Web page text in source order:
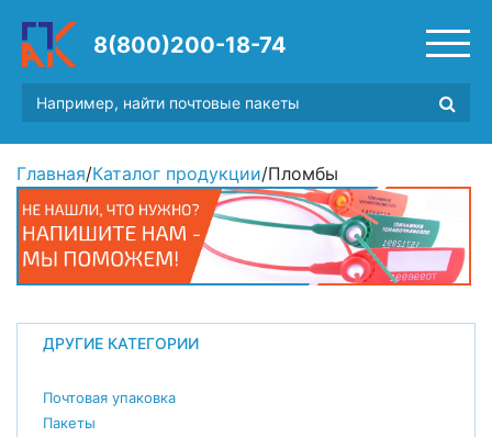
8(800)200-18-74
Главная/Каталог продукции/Пломбы
ДРУГИЕ КАТЕГОРИИ
Почтовая упаковка
Пакеты